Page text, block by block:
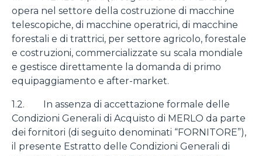
opera nel settore della costruzione di macchine
telescopiche, di macchine operatrici, di macchine
forestali e di trattrici, per settore agricolo, forestale
e costruzioni, commercializzate su scala mondiale
e gestisce direttamente la domanda di primo
equipaggiamento e after-market.
1.2. In assenza di accettazione formale delle
Condizioni Generali di Acquisto di MERLO da parte
dei fornitori (di seguito denominati “FORNITORE”),
il presente Estratto delle Condizioni Generali di